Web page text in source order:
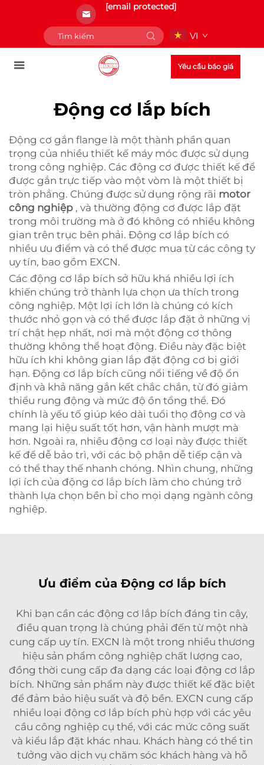
[email protected]
VI
Yêu cầu báo giá
Động cơ lắp bích
Động cơ gắn flange là một thành phần quan
trọng của nhiều thiết kế máy móc được sử dụng
trong công nghiệp. Các động cơ được thiết kế để
được gắn trực tiếp vào một vòm là một thiết bị
tròn phẳng. Chúng được sử dụng rộng rãi motor
công nghiệp , và thường động cơ được lắp đặt
trong môi trường mà ở đó không có nhiều không
gian trên trục bên phải. Động cơ lắp bích có
nhiều ưu điểm và có thể được mua từ các công ty
uy tín, bao gồm EXCN.
Các động cơ lắp bích sở hữu khá nhiều lợi ích
khiến chúng trở thành lựa chọn ưa thích trong
công nghiệp. Một lợi ích lớn là chúng có kích
thước nhỏ gọn và có thể được lắp đặt ở những vị
trí chật hẹp nhất, nơi mà một động cơ thông
thường không thể hoạt động. Điều này đặc biệt
hữu ích khi không gian lắp đặt động cơ bị giới
hạn. Động cơ lắp bích cũng nổi tiếng về độ ổn
định và khả năng gắn kết chắc chắn, từ đó giảm
thiểu rung động và mức độ ồn tổng thể. Đó
chính là yếu tố giúp kéo dài tuổi thọ động cơ và
mang lại hiệu suất tốt hơn, vận hành mượt mà
hơn. Ngoài ra, nhiều động cơ loại này được thiết
kế để dễ bảo trì, với các bộ phận dễ tiếp cận và
có thể thay thế nhanh chóng. Nhìn chung, những
lợi ích của động cơ lắp bích làm cho chúng trở
thành lựa chọn bền bỉ cho mọi dạng ngành công
nghiệp.
Ưu điểm của Động cơ lắp bích
Khi bạn cần các động cơ lắp bích đáng tin cậy,
điều quan trọng là chúng phải đến từ một nhà
cung cấp uy tín. EXCN là một trong nhiều thương
hiệu sản phẩm công nghiệp chất lượng cao,
đồng thời cung cấp đa dạng các loại động cơ lắp
bích. Những sản phẩm này được thiết kế đặc biệt
để đảm bảo hiệu suất và độ bền. EXCN cung cấp
nhiều loại động cơ lắp bích phù hợp với các yêu
cầu công nghiệp cụ thể, với các mức công suất
và kiểu lắp đặt khác nhau. Khách hàng có thể tin
tưởng vào dịch vụ chăm sóc khách hàng và hỗ